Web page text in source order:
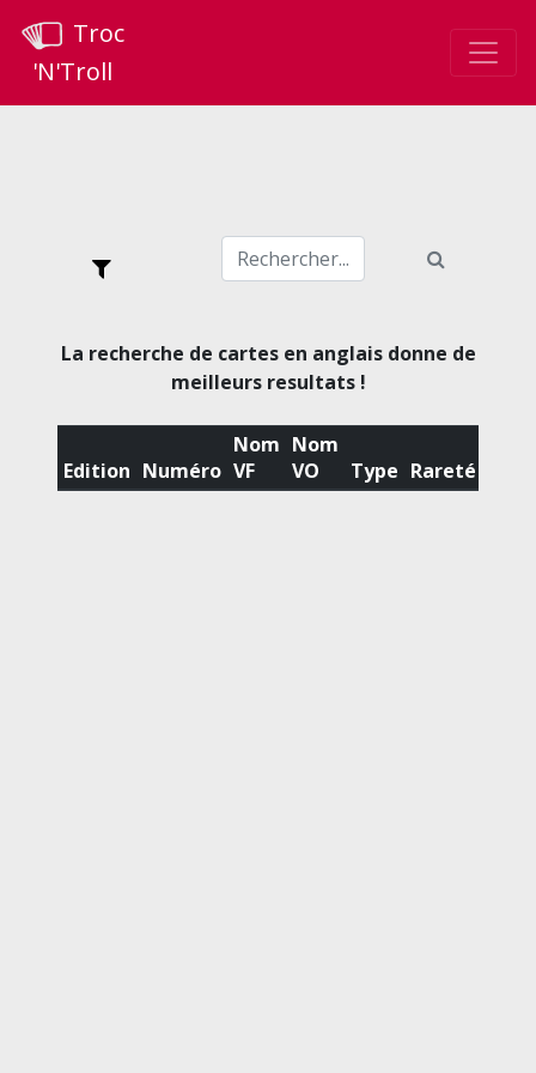
Troc
'N'Troll
La recherche de cartes en anglais donne de
meilleurs resultats !
Edition Numéro
Nom
VF
Nom
VO
Type Rareté